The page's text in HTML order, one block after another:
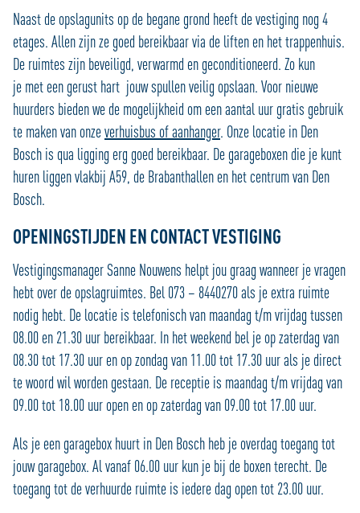
Naast de opslagunits op de begane grond heeft de vestiging nog 4
etages. Allen zijn ze goed bereikbaar via de liften en het trappenhuis.
De ruimtes zijn beveiligd, verwarmd en geconditioneerd. Zo kun
je met een gerust hart jouw spullen veilig opslaan. Voor nieuwe
huurders bieden we de mogelijkheid om een aantal uur gratis gebruik
te maken van onzeverhuisbus of aanhanger. Onze locatie in Den
Bosch is qua ligging erg goed bereikbaar. De garageboxen die je kunt
huren liggen vlakbij A59, de Brabanthallen en het centrum van Den
Bosch.
OPENINGSTIJDEN EN CONTACT VESTIGING
Vestigingsmanager Sanne Nouwens helpt jou graag wanneer je vragen
hebt over de opslagruimtes. Bel 073 – 8440270 als je extra ruimte
nodig hebt. De locatie is telefonisch van maandag t/m vrijdag tussen
08.00 en 21.30 uur bereikbaar. In het weekend bel je op zaterdag van
08.30 tot 17.30 uur en op zondag van 11.00 tot 17.30 uur als je direct
te woord wil worden gestaan. De receptie is maandag t/m vrijdag van
09.00 tot 18.00 uur open en op zaterdag van 09.00 tot 17.00 uur.
Als je een garagebox huurt in Den Bosch heb je overdag toegang tot
jouw garagebox. Al vanaf 06.00 uur kun je bij de boxen terecht. De
toegang tot de verhuurde ruimte is iedere dag open tot 23.00 uur.